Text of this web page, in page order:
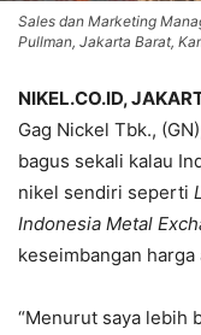
Sales dan Marketing
Pullman, Jakarta Barat,
NIKEL.CO.ID,
Gag Nickel Tbk.,
bagus sekali kalau
nikel sendiri seperti
Indonesia Metal
keseimbangan
“Menurut saya lebih